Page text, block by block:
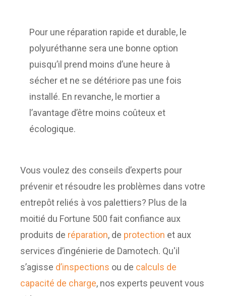
Pour une réparation rapide et durable, le
polyuréthanne sera une bonne option
puisqu’il prend moins d’une heure à
sécher et ne se détériore pas une fois
installé. En revanche, le mortier a
l’avantage d’être moins coûteux et
écologique.
Vous voulez des conseils d’experts pour
prévenir et résoudre les problèmes dans votre
entrepôt reliés à vos palettiers? Plus de la
moitié du Fortune 500 fait confiance aux
produits de réparation, de protection et aux
services d’ingénierie de Damotech. Qu'il
s’agisse d’inspections ou de calculs de
capacité de charge, nos experts peuvent vous